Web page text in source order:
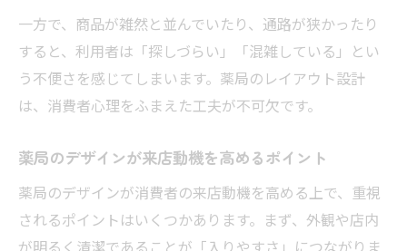
薬局のプライベートブランドが持つ意味
ブランド戦略で薬局に生まれる差別化
薬局業界で注目のブランド戦略事例
一方で、商品が雑然と並んでいたり、通路が狭かったり
すると、利用者は「探しづらい」「混雑している」とい
う不便さを感じてしまいます。薬局のレイアウト設計
は、消費者心理をふまえた工夫が不可欠です。
薬局のデザインが来店動機を高めるポイント
薬局のデザインが消費者の来店動機を高める上で、重視
されるポイントはいくつかあります。まず、外観や店内
が明るく清潔であることが「入りやすさ」につながりま